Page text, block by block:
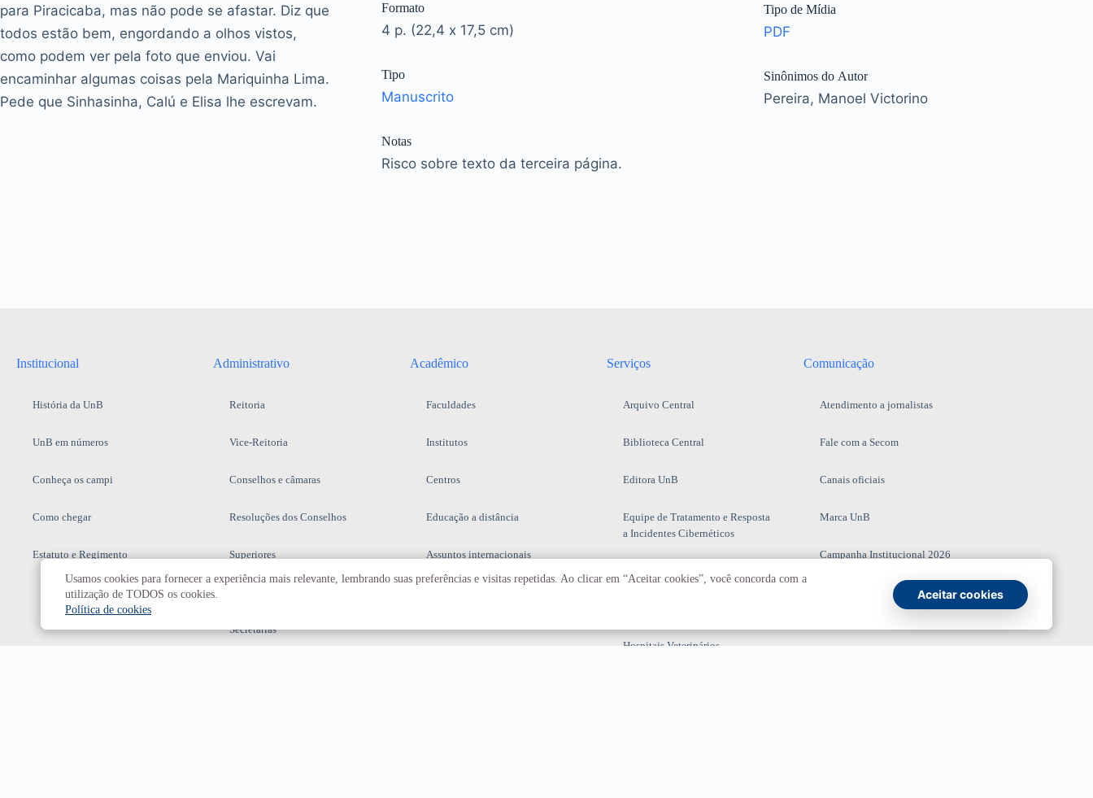
para Piracicaba, mas não pode se afastar. Diz que
todos estão bem, engordando a olhos vistos,
como podem ver pela foto que enviou. Vai
encaminhar algumas coisas pela Mariquinha Lima.
Pede que Sinhasinha, Calú e Elisa lhe escrevam.
Formato
4 p. (22,4 x 17,5 cm)
Tipo
Manuscrito
Notas
Risco sobre texto da terceira página.
Tipo de Mídia
PDF
Sinônimos do Autor
Pereira, Manoel Victorino
Institucional
História da UnB
UnB em números
Conheça os campi
Como chegar
Estatuto e Regimento
Administrativo
Reitoria
Vice-Reitoria
Conselhos e câmaras
Resoluções dos Conselhos
Superiores
Secretarias
Acadêmico
Faculdades
Institutos
Centros
Educação a distância
Assuntos internacionais
Serviços
Arquivo Central
Biblioteca Central
Editora UnB
Equipe de Tratamento e Resposta
a Incidentes Cibernéticos
Hospitais Veterinários
Comunicação
Atendimento a jornalistas
Fale com a Secom
Canais oficiais
Marca UnB
Campanha Institucional 2026
Usamos cookies para fornecer a experiência mais relevante, lembrando suas preferências e visitas repetidas. Ao clicar em “Aceitar cookies”, você concorda com a
utilização de TODOS os cookies.
Política de cookies
Aceitar cookies